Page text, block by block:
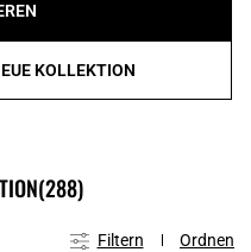
KOLLEKTION
(288)
Filtern Ordnen